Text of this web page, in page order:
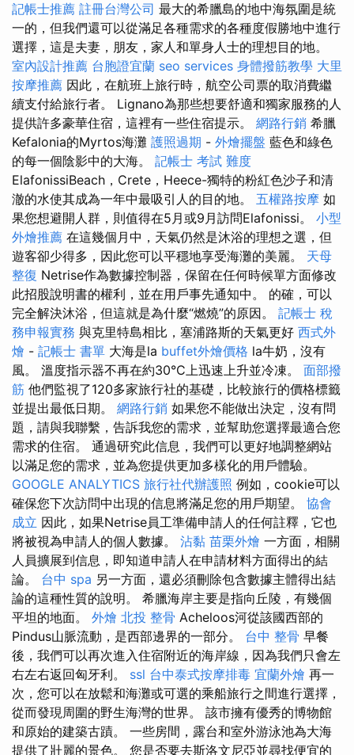
記帳士推薦 註冊台灣公司 最大的希臘島的地中海氛圍是統
一的，但我們還可以從滿足各種需求的各種度假勝地中進行
選擇，這是夫妻，朋友，家人和單身人士的理想目的地。
室內設計推薦 台胞證宜蘭 seo services 身體撥筋教學 大里
按摩推薦 因此，在航班上旅行時，航空公司票的取消費繼
續支付給旅行者。 Lignano為那些想要舒適和獨家服務的人
提供許多豪華住宿，這裡有一些住宿提示。 網路行銷 希臘
Kefalonia的Myrtos海灘 護照過期 - 外燴擺盤 藍色和綠色
的每一個陰影中的大海。 記帳士 考試 難度
ElafonissiBeach，Crete，Heece-獨特的粉紅色沙子和清
澈的水使其成為一年中最吸引人的目的地。 五權路按摩 如
果您想避開人群，則值得在5月或9月訪問Elafonissi。 小型
外燴推薦 在這幾個月中，天氣仍然是沐浴的理想之選，但
遊客卻少得多，因此您可以平穩地享受海灘的美麗。 天母
整復 Netrise作為數據控制器，保留在任何時候單方面修改
此招股說明書的權利，並在用戶事先通知中。 的確，可以
完全解決沐浴，但這就是為什麼“燃燒”的原因。 記帳士 稅
務申報實務 與克里特島相比，塞浦路斯的天氣更好 西式外
燴 - 記帳士 書單 大海是la buffet外燴價格 la牛奶，沒有
風。 溫度指示器不再在約30°C上迅速上升並冷凍。 面部撥
筋 他們監視了120多家旅行社的基礎，比較旅行的價格標籤
並提出最低日期。 網路行銷 如果您不能做出決定，沒有問
題，請與我聯繫，告訴我您的需求，並幫助您選擇最適合您
需求的住宿。 通過研究此信息，我們可以更好地調整網站
以滿足您的需求，並為您提供更加多樣化的用戶體驗。
GOOGLE ANALYTICS 旅行社代辦護照 例如，cookie可以
確保您下次訪問中出現的信息將滿足您的用戶期望。 協會
成立 因此，如果Netrise員工準備申請人的任何註釋，它也
將被視為申請人的個人數據。 沾黏 苗栗外燴 一方面，相關
人員擴展到信息，即知道申請人在申請材料方面得出的結
論。 台中 spa 另一方面，還必須刪除包含數據主體得出結
論的這種性質的說明。 希臘海岸主要是指向丘陵，有幾個
平坦的地面。 外燴 北投 整骨 Acheloos河從該國西部的
Pindus山脈流動，是西部邊界的一部分。 台中 整骨 早餐
後，我們可以再次進入住宿附近的海岸線，因為我們只會左
右左右返回匈牙利。 ssl 台中泰式按摩排毒 宜蘭外燴 再一
次，您可以在放鬆和海灘或可選的乘船旅行之間進行選擇，
從而發現周圍的野生海灣的世界。 該市擁有優秀的博物館
和原始的建築古蹟。 一些房間，露台和室外游泳池為大海
提供了壯麗的景色。 您是否要去斯洛文尼亞並尋找便宜的